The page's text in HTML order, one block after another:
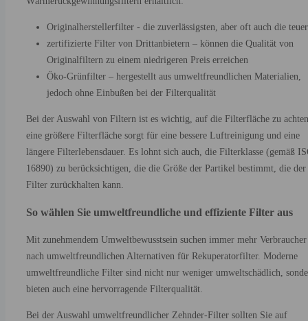
Originalherstellerfilter - die zuverlässigsten, aber oft auch die
zertifizierte Filter von Drittanbietern – können die Qualität von
Originalfiltern zu einem niedrigeren Preis erreichen
Öko-Grünfilter – hergestellt aus umweltfreundlichen Materialien,
jedoch ohne Einbußen bei der Filterqualität
Bei der Auswahl von Filtern ist es wichtig, auf die Filterfläche zu
eine größere Filterfläche sorgt für eine bessere Luftreinigung und eine
längere Filterlebensdauer. Es lohnt sich auch, die Filterklasse (gemäß
16890) zu berücksichtigen, die die Größe der Partikel bestimmt, die der
Filter zurückhalten kann.
So wählen Sie umweltfreundliche und effiziente Filter aus
Mit zunehmendem Umweltbewusstsein suchen immer mehr Verbraucher
nach umweltfreundlichen Alternativen für Rekuperatorfilter. Moderne
umweltfreundliche Filter sind nicht nur weniger umweltschädlich,
bieten auch eine hervorragende Filterqualität.
Bei der Auswahl umweltfreundlicher Zehnder-Filter sollten Sie auf